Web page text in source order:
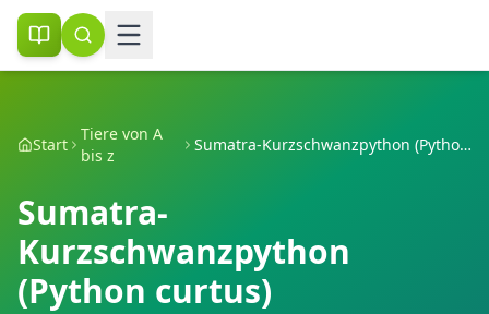
Start
Tiere von A
bis z
Sumatra-Kurzschwanzpython (Python curtus)
Sumatra-
Kurzschwanzpython
(Python curtus)